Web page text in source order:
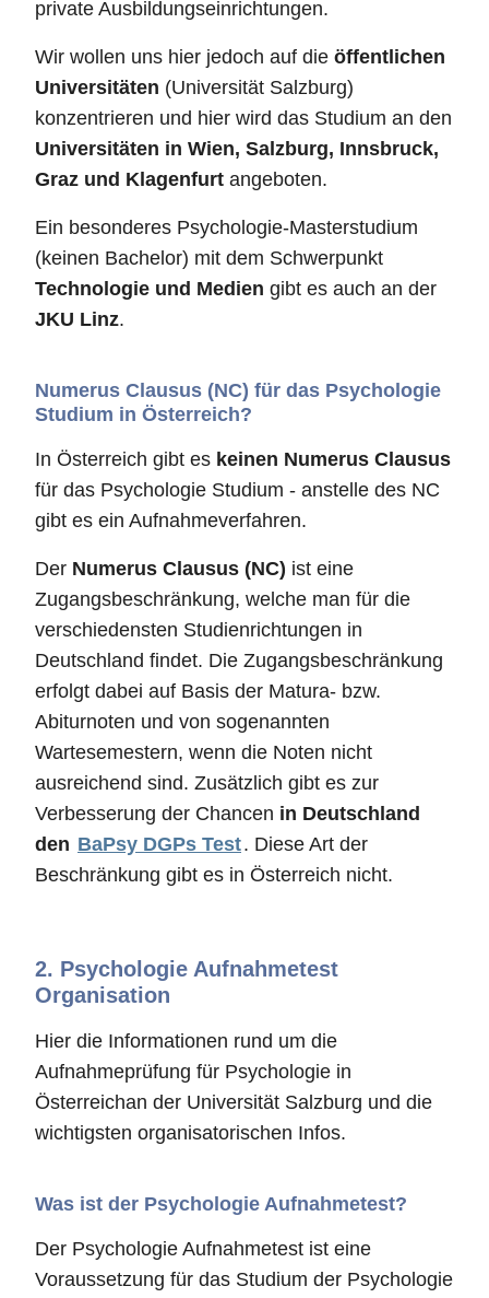
private Ausbildungseinrichtungen.
Wir wollen uns hier jedoch auf die öffentlichen
Universitäten (Universität Salzburg)
konzentrieren und hier wird das Studium an den
Universitäten in Wien, Salzburg, Innsbruck,
Graz und Klagenfurt angeboten.
Ein besonderes Psychologie-Masterstudium
(keinen Bachelor) mit dem Schwerpunkt
Technologie und Medien gibt es auch an der
JKU Linz.
Numerus Clausus (NC) für das Psychologie
Studium in Österreich?
In Österreich gibt es keinen Numerus Clausus
für das Psychologie Studium - anstelle des NC
gibt es ein Aufnahmeverfahren.
Der Numerus Clausus (NC) ist eine
Zugangsbeschränkung, welche man für die
verschiedensten Studienrichtungen in
Deutschland findet. Die Zugangsbeschränkung
erfolgt dabei auf Basis der Matura- bzw.
Abiturnoten und von sogenannten
Wartesemestern, wenn die Noten nicht
ausreichend sind. Zusätzlich gibt es zur
Verbesserung der Chancen in Deutschland
den BaPsy DGPs Test. Diese Art der
Beschränkung gibt es in Österreich nicht.
2. Psychologie Aufnahmetest
Organisation
Hier die Informationen rund um die
Aufnahmeprüfung für Psychologie in
Österreichan der Universität Salzburg und die
wichtigsten organisatorischen Infos.
Was ist der Psychologie Aufnahmetest?
Der Psychologie Aufnahmetest ist eine
Voraussetzung für das Studium der Psychologie